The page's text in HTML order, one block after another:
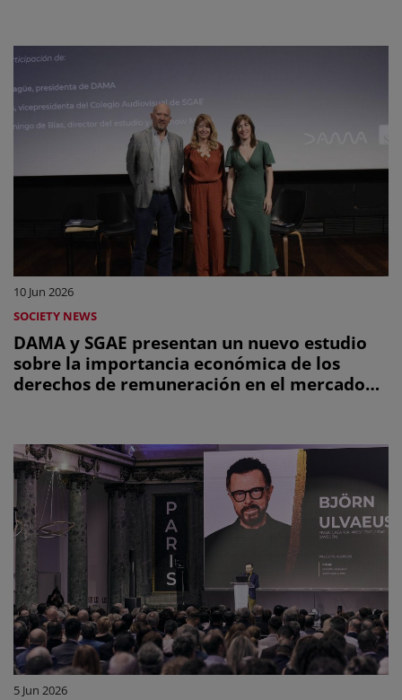
10 Jun 2026
SOCIETY NEWS
DAMA y SGAE presentan un nuevo estudio
sobre la importancia económica de los
derechos de remuneración en el mercado
5 Jun 2026